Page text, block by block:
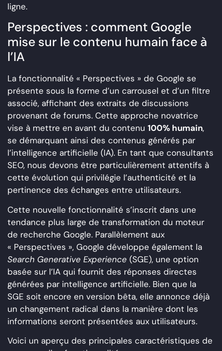
ligne.
Perspectives : comment Google
mise sur le contenu humain face à
l’IA
La fonctionnalité « Perspectives » de Google se
présente sous la forme d’un carrousel et d’un filtre
associé, affichant des extraits de discussions
provenant de forums. Cette approche novatrice
vise à mettre en avant du contenu 100% humain,
se démarquant ainsi des contenus générés par
l’intelligence artificielle (IA). En tant que consultants
SEO, nous devons être particulièrement attentifs à
cette évolution qui privilégie l’authenticité et la
pertinence des échanges entre utilisateurs.
Cette nouvelle fonctionnalité s’inscrit dans une
tendance plus large de transformation du moteur
de recherche Google. Parallèlement aux
« Perspectives », Google développe également la
Search Generative Experience (SGE), une option
basée sur l’IA qui fournit des réponses directes
générées par intelligence artificielle. Bien que la
SGE soit encore en version bêta, elle annonce déjà
un changement radical dans la manière dont les
informations seront présentées aux utilisateurs.
Voici un aperçu des principales caractéristiques de